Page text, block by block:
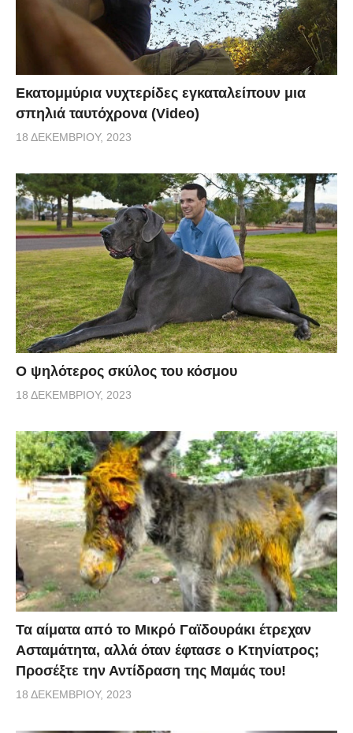
Εκατομμύρια νυχτερίδες εγκαταλείπουν μια
σπηλιά ταυτόχρονα (Video)
18 ΔΕΚΕΜΒΡΊΟΥ, 2023
Ο ψηλότερος σκύλος του κόσμου
18 ΔΕΚΕΜΒΡΊΟΥ, 2023
Τα αίματα από το Μικρό Γαϊδουράκι έτρεχαν
Ασταμάτητα, αλλά όταν έφτασε ο Κτηνίατρος;
Προσέξτε την Αντίδραση της Μαμάς του!
18 ΔΕΚΕΜΒΡΊΟΥ, 2023